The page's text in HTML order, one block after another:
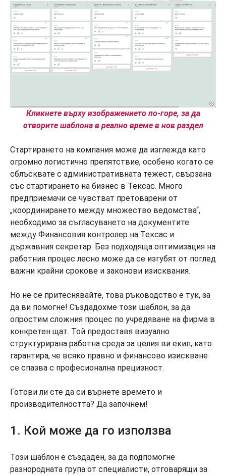
Кликнете върху изображението по-горе, за да
отворите шаблона в реално време в нов раздел
Стартирането на компания може да изглежда като
огромно логистично препятствие, особено когато се
сблъсквате с административната тежест, свързана
със стартирането на бизнес в Тексас. Много
предприемачи се чувстват претоварени от
„координирането между множество ведомства“,
необходимо за съгласуването на документите
между Финансовия контролер на Тексас и
държавния секретар. Без подходяща оптимизация на
работния процес лесно може да се изгубят от поглед
важни крайни срокове и законови изисквания.
Но не се притеснявайте, това ръководство е тук, за
да ви помогне! Създадохме този шаблон, за да
опростим сложния процес по учредяване на фирма в
конкретен щат. Той предоставя визуално
структурирана работна среда за целия ви екип, като
гарантира, че всяко правно и финансово изискване
се спазва с професионална прецизност.
Готови ли сте да си върнете времето и
производителността? Да започнем!
1. Кой може да го използва
Този шаблон е създаден, за да подпомогне
разнородната група от специалисти, отговарящи за